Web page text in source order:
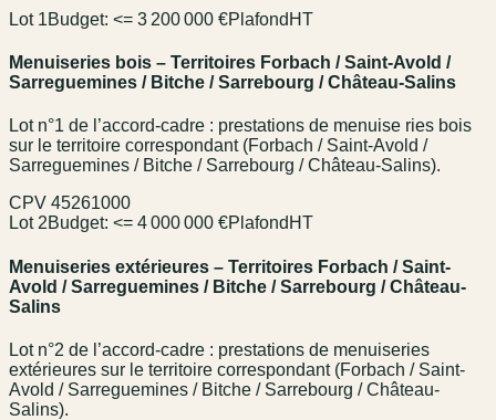
Lot 1Budget: <= 3 200 000 €Plafond HT
Menuiseries bois – Territoires Forbach / Saint-Avold /
Sarreguemines / Bitche / Sarrebourg / Château-Salins
Lot n°1 de l’accord-cadre : prestations de menuise ries bois
sur le territoire correspondant (Forbach / Saint-Avold /
Sarreguemines / Bitche / Sarrebourg / Château-Salins).
CPV 45261000
Lot 2Budget: <= 4 000 000 €Plafond HT
Menuiseries extérieures – Territoires Forbach / Saint-
Avold / Sarreguemines / Bitche / Sarrebourg / Château-
Salins
Lot n°2 de l’accord-cadre : prestations de menuiseries
extérieures sur le territoire correspondant (Forbach / Saint-
Avold / Sarreguemines / Bitche / Sarrebourg / Château-
Salins).